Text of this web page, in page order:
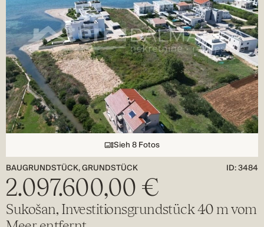
Sieh 8 Fotos
BAUGRUNDSTÜCK, GRUNDSTÜCK
ID: 3484
2.097.600,00 €
Sukošan, Investitionsgrundstück 40 m vom